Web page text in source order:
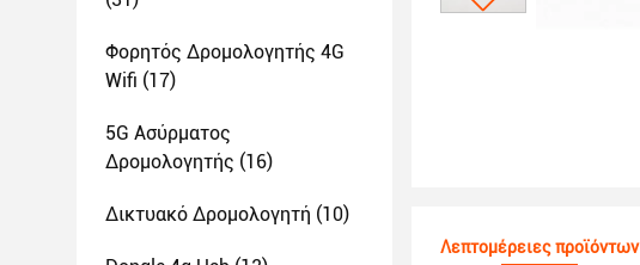
Φορητός Δρομολογητής 4G
Wifi (17)
5G Ασύρματος
Δρομολογητής (16)
Δικτυακό Δρομολογητή (10)
Λεπτομέρειες προϊόντων